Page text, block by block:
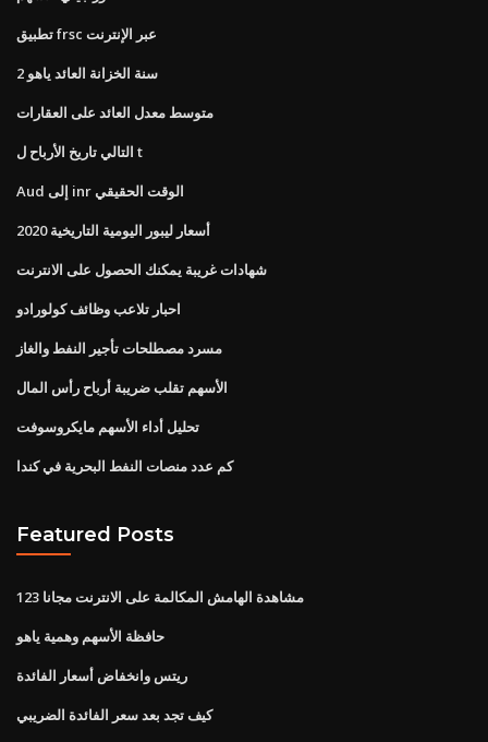
تطبيق frsc عبر الإنترنت
2 سنة الخزانة العائد ياهو
متوسط ​​معدل العائد على العقارات
التالي تاريخ الأرباح ل t
Aud إلى inr الوقت الحقيقي
أسعار ليبور اليومية التاريخية 2020
شهادات غريبة يمكنك الحصول على الانترنت
احبار تلاعب وظائف كولورادو
مسرد مصطلحات تأجير النفط والغاز
الأسهم تقلب ضريبة أرباح رأس المال
تحليل أداء الأسهم مايكروسوفت
كم عدد منصات النفط البحرية في كندا
Featured Posts
مشاهدة الهامش المكالمة على الانترنت مجانا 123
حافظة الأسهم وهمية ياهو
ريتس وانخفاض أسعار الفائدة
كيف تجد بعد سعر الفائدة الضريبي